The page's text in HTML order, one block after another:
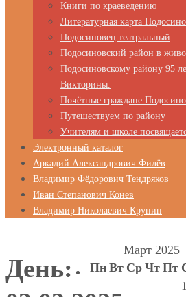
Книги по краеведению
Литературная карта
Подосиновец театральный
Подосиновский район в
Подосиновскому району 95
Викторины.
Почётные граждане
Путешествуем по району
Учителям и школе
Электронный каталог
Аркадий Александрович Филёв
Владимир Фёдорович Тендряков
Иван Степанович Конев
Владимир Николаевич Крупин
День:
Март 2025
Пн Вт Ср Чт Пт
1